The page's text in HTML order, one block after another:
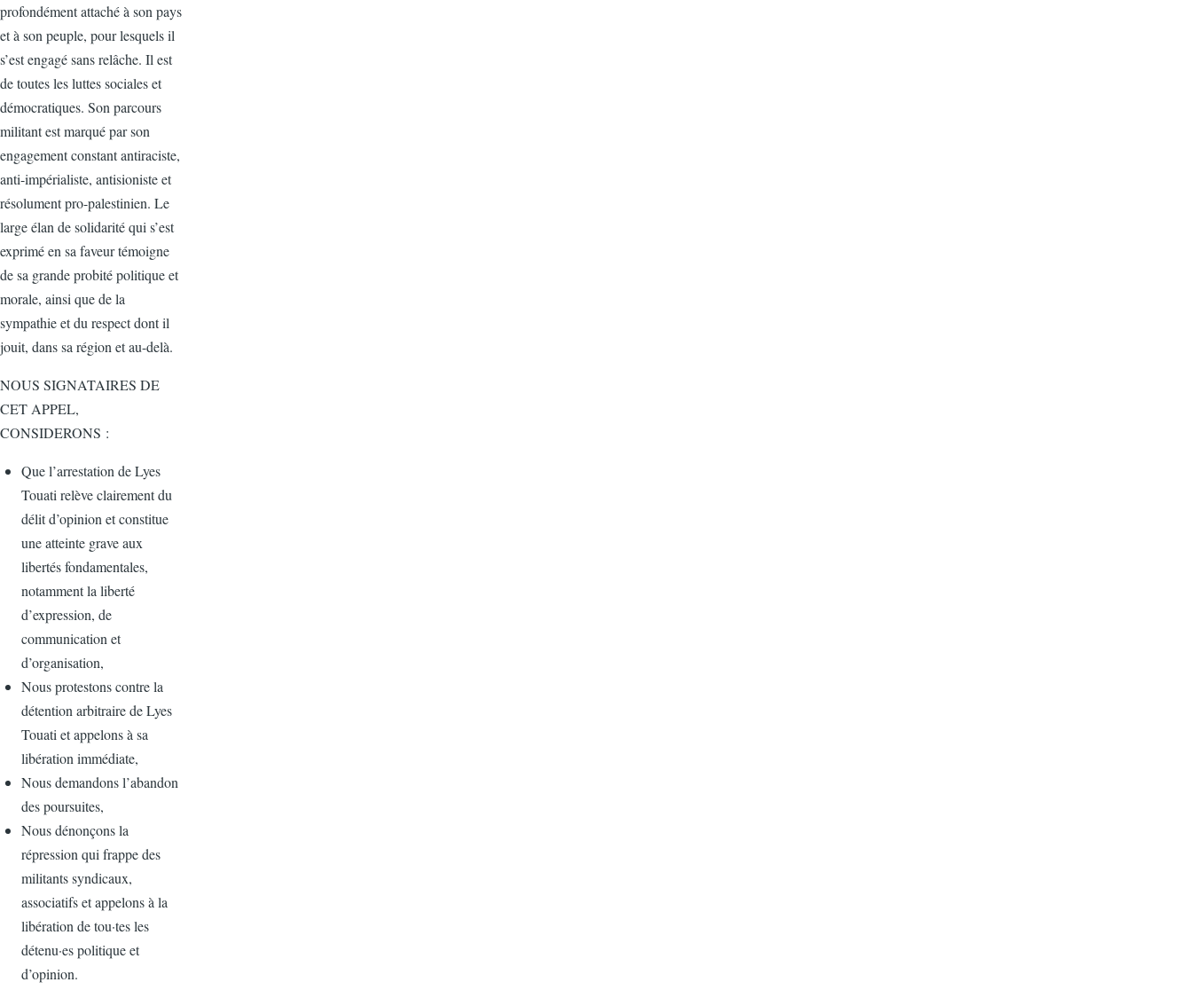
profondément attaché à son pays
et à son peuple, pour lesquels il
s’est engagé sans relâche. Il est
de toutes les luttes sociales et
démocratiques. Son parcours
militant est marqué par son
engagement constant antiraciste,
anti-impérialiste, antisioniste et
résolument pro-palestinien. Le
large élan de solidarité qui s’est
exprimé en sa faveur témoigne
de sa grande probité politique et
morale, ainsi que de la
sympathie et du respect dont il
jouit, dans sa région et au-delà.
NOUS SIGNATAIRES DE
CET APPEL,
CONSIDERONS :
Que l’arrestation de Lyes
Touati relève clairement du
délit d’opinion et constitue
une atteinte grave aux
libertés fondamentales,
notamment la liberté
d’expression, de
communication et
d’organisation,
Nous protestons contre la
détention arbitraire de Lyes
Touati et appelons à sa
libération immédiate,
Nous demandons l’abandon
des poursuites,
Nous dénonçons la
répression qui frappe des
militants syndicaux,
associatifs et appelons à la
libération de tou·tes les
détenu·es politique et
d’opinion.